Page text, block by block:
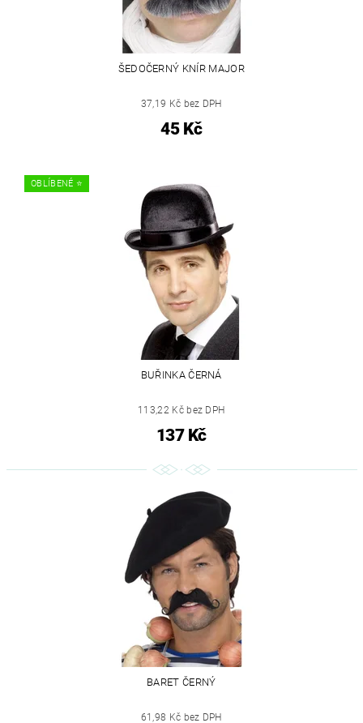
ŠEDOČERNÝ KNÍR MAJOR
37,19 Kč bez DPH
45 Kč
OBLÍBENÉ ⭐️
BUŘINKA ČERNÁ
113,22 Kč bez DPH
137 Kč
BARET ČERNÝ
61,98 Kč bez DPH